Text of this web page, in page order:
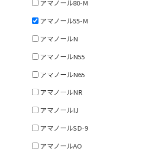
アマノール80-M
アマノール55-M
アマノールN
アマノールN55
アマノールN65
アマノールNR
アマノールIJ
アマノールSD-9
アマノールAO